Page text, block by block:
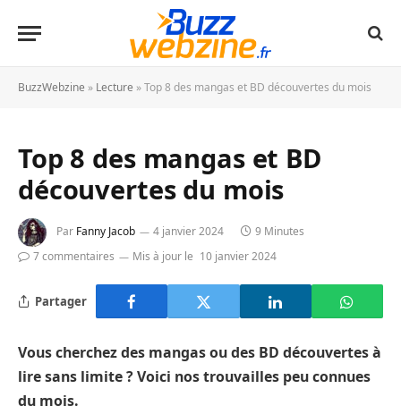
BuzzWebzine » Lecture »Top 8 des mangas et BD découvertes du mois
Top 8 des mangas et BD
découvertes du mois
Par Fanny Jacob 4 janvier 2024
9 Minutes
7 commentaires
Mis à jour le 10 janvier 2024
Partager
Vous cherchez des mangas ou des BD découvertes à
lire sans limite ? Voici nos trouvailles peu connues
du mois.